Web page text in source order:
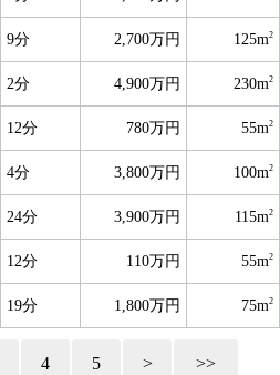
9分 2,700万円 125m2
2分 4,900万円 230m2
12分 780万円 55m2
4分 3,800万円 100m2
24分 3,900万円 115m2
12分 110万円 55m2
19分 1,800万円 75m2
4 5 > >>